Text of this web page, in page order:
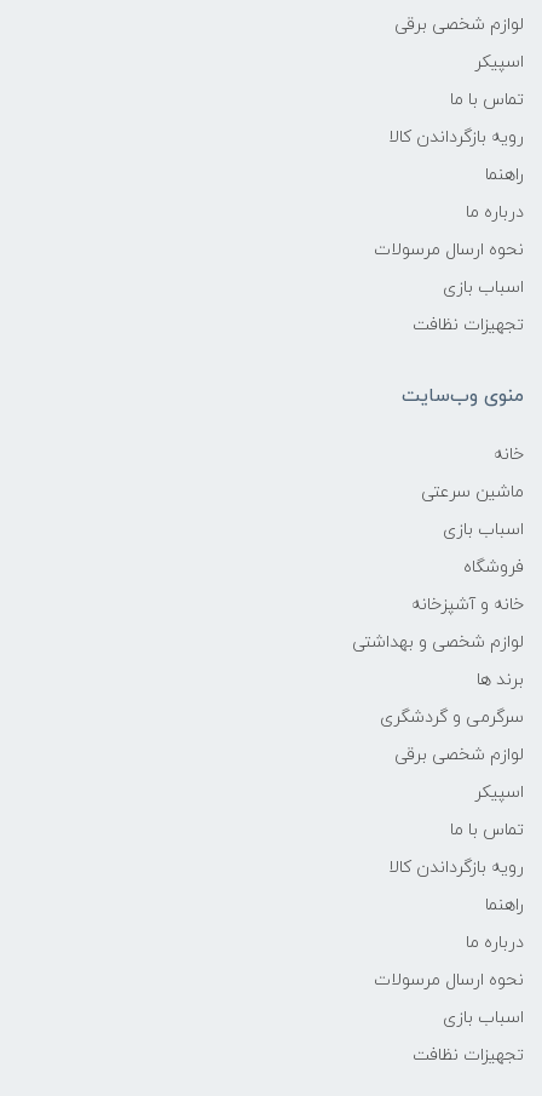
لوازم شخصی برقی
اسپیکر
تماس با ما
رویه بازگرداندن کالا
راهنما
درباره ما
نحوه ارسال مرسولات
اسباب بازی
تجهیزات نظافت
منوی وب‌سایت
خانه
ماشین سرعتی
اسباب بازی
فروشگاه
خانه و آشپزخانه
لوازم شخصی و بهداشتی
برند ها
سرگرمی و گردشگری
لوازم شخصی برقی
اسپیکر
تماس با ما
رویه بازگرداندن کالا
راهنما
درباره ما
نحوه ارسال مرسولات
اسباب بازی
تجهیزات نظافت